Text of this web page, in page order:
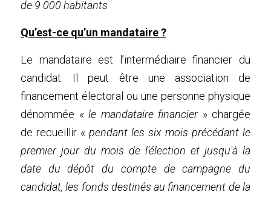
de 9 000 habitants
Qu’est-ce qu’un mandataire ?
Le mandataire est l’intermédiaire financier du
candidat. Il peut être une association de
financement électoral ou une personne physique
dénommée « le mandataire financier » chargée
de recueillir « pendant les six mois précédant le
premier jour du mois de l'élection et jusqu'à la
date du dépôt du compte de campagne du
candidat, les fonds destinés au financement de la